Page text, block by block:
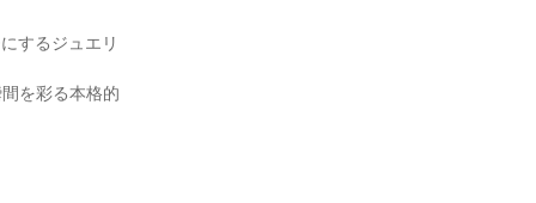
するジュエリ
を彩る本格的